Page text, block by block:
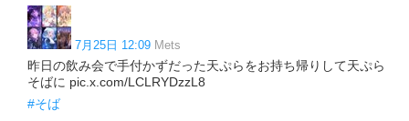
7月25日 12:09 Mets
昨日の飲み会で手付かずだった天ぷらをお持ち帰りして天ぷら
そばに pic.x.com/LCLRYDzzL8
#そば